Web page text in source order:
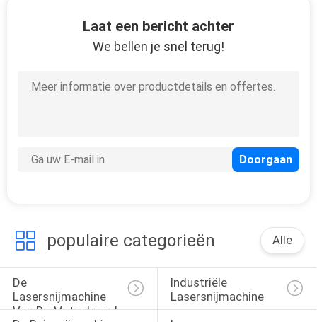
3D Machine van de
Metaaldruk
Extractiesystemen
van de laserdamp
12
Laat een bericht achter
We bellen je snel terug!
populaire categorieën Alle
De
Lasersnijmachine
Van De Metaalvezel
Industriële
Lasersnijmachine